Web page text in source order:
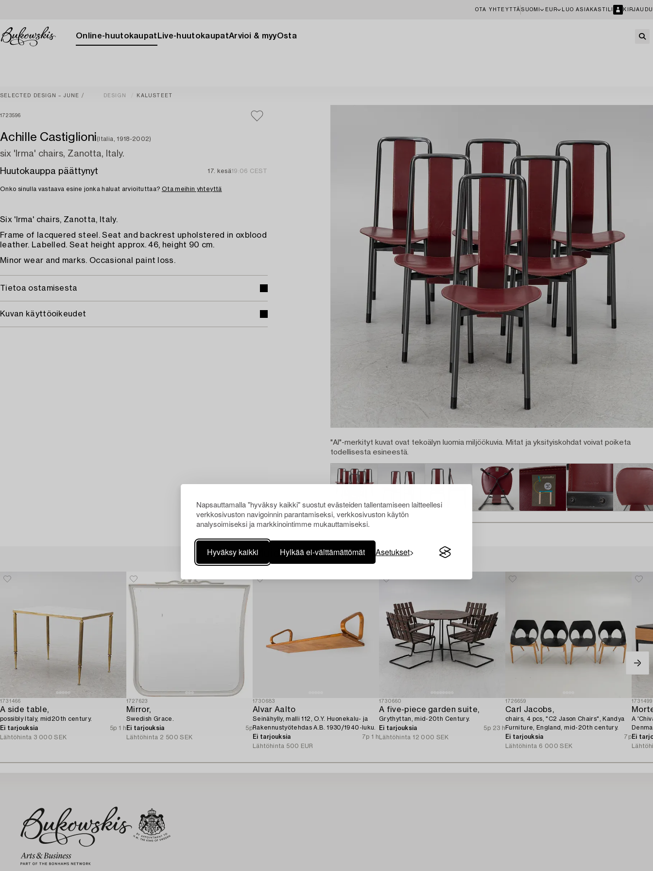
Napsauttamalla "hyväksy kaikki" suostut evästeiden tallentamiseen laitteellesi
verkkosivuston navigoinnin parantamiseksi, verkkosivuston käytön
analysoimiseksi ja markkinointimme mukauttamiseksi.
Hyväksy kaikki Hylkää ei-välttämättömät Asetukset
OTA YHTEYTTÄ SUOMI EUR LUO ASIAKASTILI KIRJAUDU
Online-huutokaupat Live-huutokaupatArvioi & myyOsta
SELECTED DESIGN – JUNE DESIGN KALUSTEET
1723596
Achille Castiglioni(Italia, 1918-2002)
six 'Irma' chairs, Zanotta, Italy.
Huutokauppa päättynyt
17. kesä19:06 CEST
Onko sinulla vastaava esine jonka haluat arvioituttaa? Ota meihin yhteyttä
Six 'Irma' chairs, Zanotta, Italy.
Frame of lacquered steel. Seat and backrest upholstered in oxblood
leather. Labelled. Seat height approx. 46, height 90 cm.
Minor wear and marks. Occasional paint loss.
Tietoa ostamisesta
Kuvan käyttöoikeudet
"AI"-merkityt kuvat ovat tekoälyn luomia miljöökuvia. Mitat ja yksityiskohdat voivat poiketa
todellisesta esineestä.
Muiden katsomia kohteita
1731466
A side table,
possibly Italy, mid20th century.
Ei tarjouksia
5p 1 h
Lähtöhinta 3 000 SEK
1727623
Mirror,
Swedish Grace.
Ei tarjouksia
5p
Lähtöhinta 2 500 SEK
1730683
Alvar Aalto
Seinähylly, malli 112, O.Y. Huonekalu- ja
Rakennustyötehdas A.B. 1930/1940-luku.
Ei tarjouksia
7p 1 h
Lähtöhinta 500 EUR
1730660
A five-piece garden suite,
Grythyttan, mid-20th Century.
Ei tarjouksia
5p 23 h
Lähtöhinta 12 000 SEK
1726659
Carl Jacobs,
chairs, 4 pcs, "C2 Jason Chairs", Kandya
Furniture, England, mid-20th century.
Ei tarjouksia
7p
Lähtöhinta 6 000 SEK
1731499
A
Ei